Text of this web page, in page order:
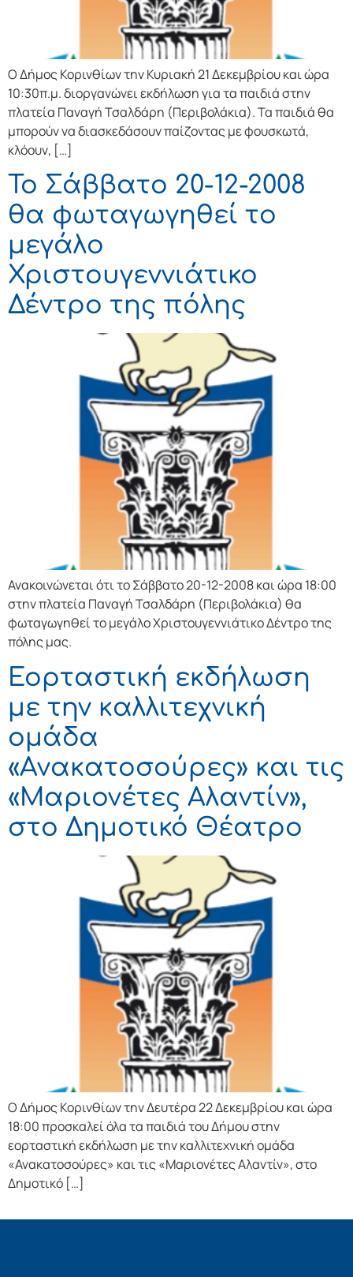
Ο Δήμος Κορινθίων την Κυριακή 21 Δεκεμβρίου και ώρα
10:30π.μ. διοργανώνει εκδήλωση για τα παιδιά στην
πλατεία Παναγή Τσαλδάρη (Περιβολάκια). Τα παιδιά θα
μπορούν να διασκεδάσουν παίζοντας με φουσκωτά,
κλόουν, […]
Το Σάββατο 20-12-2008
θα φωταγωγηθεί το
μεγάλο
Χριστουγεννιάτικο
Δέντρο της πόλης
Ανακοινώνεται ότι το Σάββατο 20-12-2008 και ώρα 18:00
στην πλατεία Παναγή Τσαλδάρη (Περιβολάκια) θα
φωταγωγηθεί το μεγάλο Χριστουγεννιάτικο Δέντρο της
πόλης μας.
Εορταστική εκδήλωση
με την καλλιτεχνική
ομάδα
«Ανακατοσούρες» και τις
«Μαριονέτες Αλαντίν»,
στο Δημοτικό Θέατρο
Ο Δήμος Κορινθίων την Δευτέρα 22 Δεκεμβρίου και ώρα
18:00 προσκαλεί όλα τα παιδιά του Δήμου στην
εορταστική εκδήλωση με την καλλιτεχνική ομάδα
«Ανακατοσούρες» και τις «Μαριονέτες Αλαντίν», στο
Δημοτικό […]